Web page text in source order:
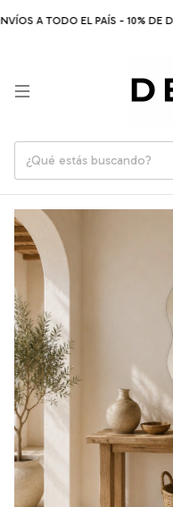
A TODO EL PAÍS - 10% DE